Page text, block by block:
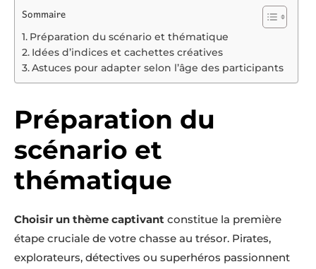
Sommaire
Préparation du scénario et thématique
Idées d’indices et cachettes créatives
Astuces pour adapter selon l’âge des participants
Préparation du
scénario et
thématique
Choisir un thème captivant constitue la première
étape cruciale de votre chasse au trésor. Pirates,
explorateurs, détectives ou superhéros passionnent